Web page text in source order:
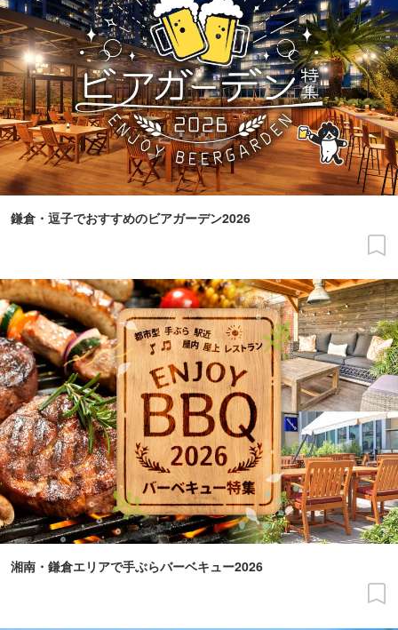
鎌倉・逗子でおすすめのビアガーデン2026
湘南・鎌倉エリアで手ぶらバーベキュー2026